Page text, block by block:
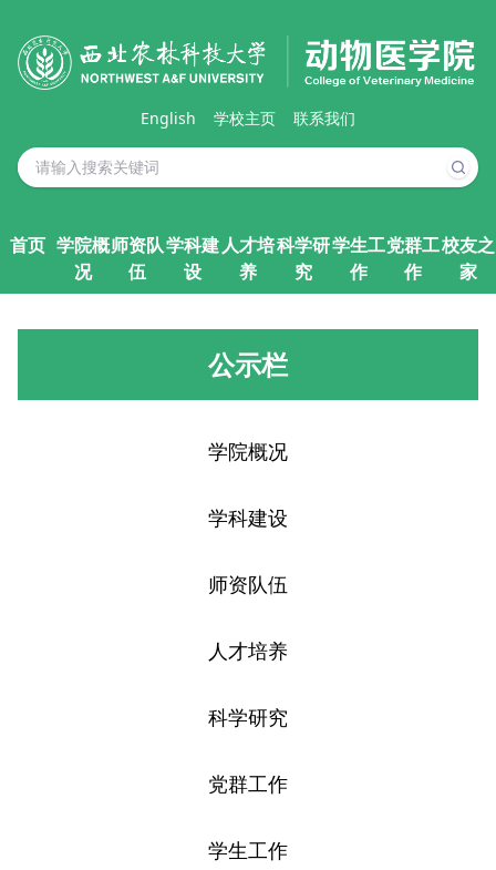
English 学校主页 联系我们
首页 学院概
况
师资队
伍
学科建
设
人才培
养
科学研
究
学生工
作
党群工
作
校友之
家
公示栏
学院概况
学科建设
师资队伍
人才培养
科学研究
党群工作
学生工作